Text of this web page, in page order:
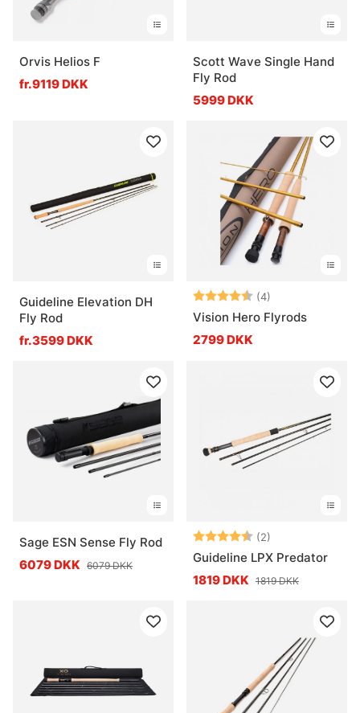
Orvis Helios F
fr.9119 DKK
Scott Wave Single Hand
Fly Rod
5999 DKK
Guideline Elevation DH
Fly Rod
fr.3599 DKK
Vurdering: (4)
Vision Hero Flyrods
2799 DKK
Sage ESN Sense Fly Rod
6079 DKK 6079 DKK
Vurdering: (2)
Guideline LPX Predator
1819 DKK 1819 DKK